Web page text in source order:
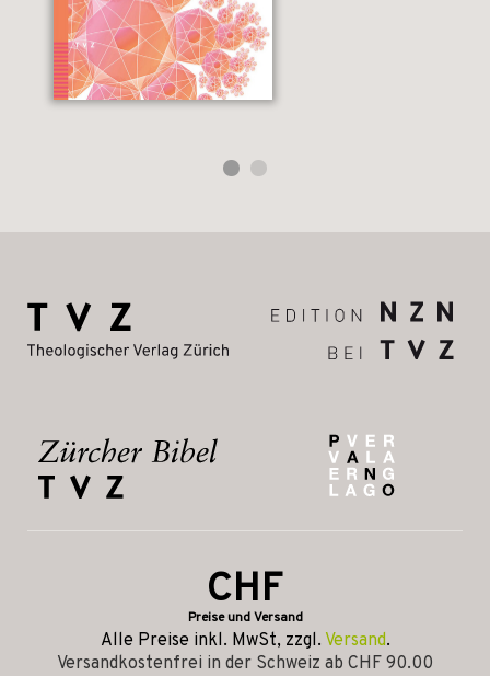
CHF
Preise und Versand
Alle Preise inkl. MwSt, zzgl. Versand.
Versandkostenfrei in der Schweiz ab CHF 90.00